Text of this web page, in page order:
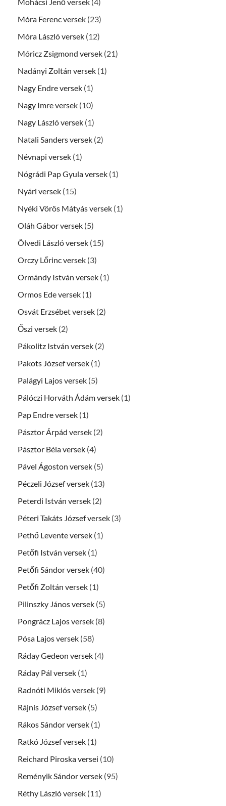
Mohácsi Jenő versek (4)
Móra Ferenc versek (23)
Móra László versek (12)
Móricz Zsigmond versek (21)
Nadányi Zoltán versek (1)
Nagy Endre versek (1)
Nagy Imre versek (10)
Nagy László versek (1)
Natali Sanders versek (2)
Névnapi versek (1)
Nógrádi Pap Gyula versek (1)
Nyári versek (15)
Nyéki Vörös Mátyás versek (1)
Oláh Gábor versek (5)
Ölvedi László versek (15)
Orczy Lőrinc versek (3)
Ormándy István versek (1)
Ormos Ede versek (1)
Osvát Erzsébet versek (2)
Őszi versek (2)
Pákolitz István versek (2)
Pakots József versek (1)
Palágyi Lajos versek (5)
Pálóczi Horváth Ádám versek (1)
Pap Endre versek (1)
Pásztor Árpád versek (2)
Pásztor Béla versek (4)
Pável Ágoston versek (5)
Péczeli József versek (13)
Peterdi István versek (2)
Péteri Takáts József versek (3)
Pethő Levente versek (1)
Petőfi István versek (1)
Petőfi Sándor versek (40)
Petőfi Zoltán versek (1)
Pilinszky János versek (5)
Pongrácz Lajos versek (8)
Pósa Lajos versek (58)
Ráday Gedeon versek (4)
Ráday Pál versek (1)
Radnóti Miklós versek (9)
Rájnis József versek (5)
Rákos Sándor versek (1)
Ratkó József versek (1)
Reichard Piroska versei (10)
Reményik Sándor versek (95)
Réthy László versek (11)